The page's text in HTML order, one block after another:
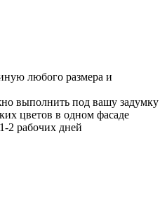
любого размера и
выполнить под вашу задумку
цветов в одном фасаде
2 рабочих дней